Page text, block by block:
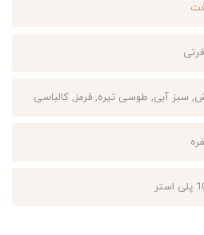
سبز آبی, طوسی تیره, قرمز, کالباسی